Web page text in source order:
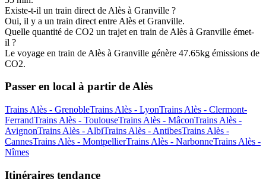
Existe-t-il un train direct de Alès à Granville ?
Oui, il y a un train direct entre Alès et Granville.
Quelle quantité de CO2 un trajet en train de Alès à Granville émet-
il ?
Le voyage en train de Alès à Granville génère 47.65kg émissions de
CO2.
Passer en local à partir de Alès
Trains Alès - GrenobleTrains Alès - LyonTrains Alès - Clermont-
FerrandTrains Alès - ToulouseTrains Alès - MâconTrains Alès -
AvignonTrains Alès - AlbiTrains Alès - AntibesTrains Alès -
CannesTrains Alès - MontpellierTrains Alès - NarbonneTrains Alès -
Nîmes
Itinéraires tendance